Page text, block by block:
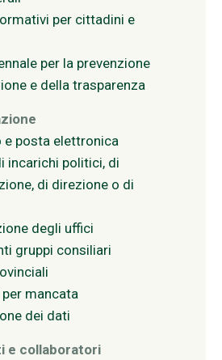
per cittadini e
per la prevenzione
e della trasparenza
e posta elettronica
incarichi politici, di
di direzione o di
degli uffici
gruppi consiliari
mancata
dei dati
e collaboratori